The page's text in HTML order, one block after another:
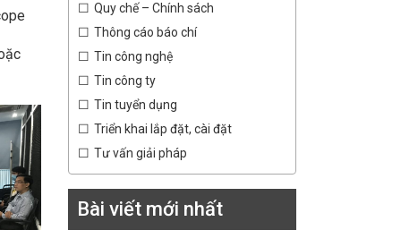
Quy chế – Chính sách
Thông cáo báo chí
Tin công nghệ
Tin công ty
Tin tuyển dụng
Triển khai lắp đặt, cài đặt
Tư vấn giải pháp
Bài viết mới nhất